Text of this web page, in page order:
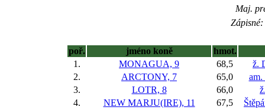
Maj.
poř. jméno koně
hmot.
1.
MONAGUA, 9 68,5
ž.
2.
ARCTONY, 7 65,0
3.
LOTR, 8 66,0
4.
NEW MARJU(IRE), 11 67,5